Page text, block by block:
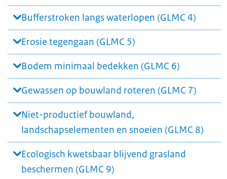
Bufferstroken langs waterlopen (GLMC 4)
Erosie tegengaan (GLMC 5)
Bodem minimaal bedekken (GLMC 6)
Gewassen op bouwland roteren (GLMC 7)
Niet-productief bouwland,
landschapselementen en snoeien (GLMC 8)
Ecologisch kwetsbaar blijvend grasland
beschermen (GLMC 9)